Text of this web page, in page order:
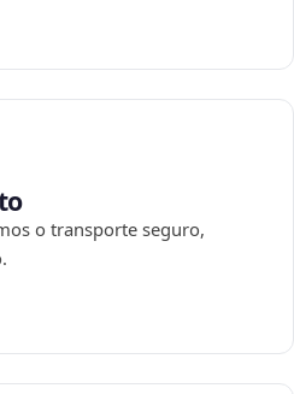
o transporte seguro,